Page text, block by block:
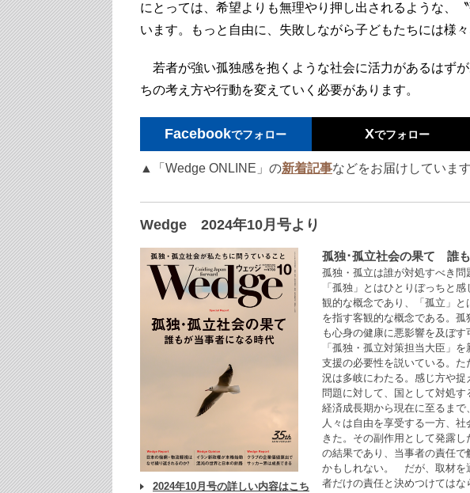
にとっては、希望よりも無理やり押し出されるような、
います。もっと自由に、失敗しながら子どもたちには様
若者が強い孤独感を抱くような社会に活力があるはず
ちの考え方や行動を変えていく必要があります。
Facebookでフォロー Xでフォロー
▲「Wedge ONLINE」の新着記事などをお届けしています
Wedge 2024年10月号より
2024年10月号の詳しい内容はこち
孤独･孤立社会の果て 誰
孤独・孤立は誰が対処すべき
「孤独」とはひとりぼっちと
観的な概念であり、「孤立」
を指す客観的な概念である。
も心身の健康に悪影響を及ぼ
「孤独・孤立対策担当大臣」
支援の必要性を説いている。
況は多岐にわたる。感じ方や
問題に対して、国として対処
経済成長期から現在に至るまで
人々は自由を享受する一方、
きた。その副作用として発露
の結果であり、当事者の責任
かもしれない。 だが、取材を
者だけの責任と決めつけては